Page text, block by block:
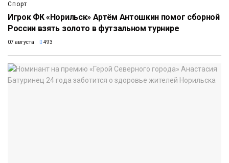
Спорт
Игрок ФК «Норильск» Артём Антошкин помог сборной
России взять золото в футзальном турнире
07 августа 493